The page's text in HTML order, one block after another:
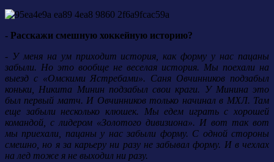
- Расскажи смешную хоккейную историю?
- У меня на ум приходит история, как форму у нас пацаны
забыли. Но это вообще не веселая история. Мы поехали на
выезд с «Омскими Ястребами». Саня Овчинников подзабыл
коньки, Никита Минин подзабыл свои краги. У Минина это
был первый матч. И Овчинников только начинал в МХЛ. Там
еще забыли несколько клюшек. Мы едем играть с хорошей
командой, с лидером «Золотого дивизиона». И вот так вот
мы приехали, пацаны у нас забыли форму. С одной стороны
смешно, но я за карьеру ни разу не забывал форму. И в чехлах
на лед тоже я не выходил ни разу.